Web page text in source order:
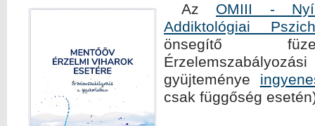
Az OMIII -
Addiktológiai
önsegítő
gyüjteménye
csak függőség